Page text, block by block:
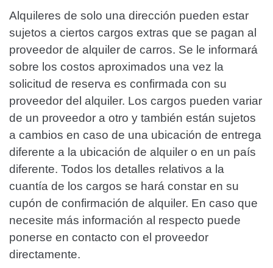
Alquileres de solo una dirección pueden estar
sujetos a ciertos cargos extras que se pagan al
proveedor de alquiler de carros. Se le informará
sobre los costos aproximados una vez la
solicitud de reserva es confirmada con su
proveedor del alquiler. Los cargos pueden variar
de un proveedor a otro y también están sujetos
a cambios en caso de una ubicación de entrega
diferente a la ubicación de alquiler o en un país
diferente. Todos los detalles relativos a la
cuantía de los cargos se hará constar en su
cupón de confirmación de alquiler. En caso que
necesite más información al respecto puede
ponerse en contacto con el proveedor
directamente.